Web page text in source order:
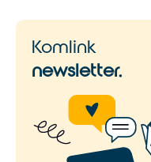
Komlink
newsletter.